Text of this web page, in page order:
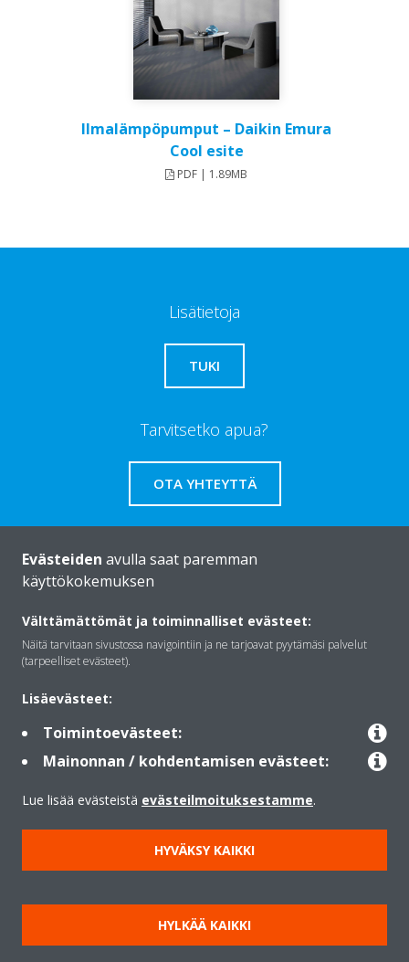
Ilmalämpöpumput – Daikin Emura
Cool esite
PDF | 1.89MB
Lisätietoja
TUKI
Tarvitsetko apua?
OTA YHTEYTTÄ
Daikinista
Ratkaisut
Yhteystiedot
Lämpöpumput
Copyright © Daikin
Lainmukainen ilmoitus
Evästeilmoitus
Tietosuojakäytäntö
Konsernin etiikka
Data Act
Evästeiden avulla saat paremman
käyttökokemuksen
Välttämättömät ja toiminnalliset evästeet:
Näitä tarvitaan sivustossa navigointiin ja ne tarjoavat pyytämäsi palvelut
(tarpeelliset evästeet).
Lisäevästeet:
Toimintoevästeet:
Mainonnan / kohdentamisen evästeet:
Lue lisää evästeistä evästeilmoituksestamme.
HYVÄKSY KAIKKI
HYLKÄÄ KAIKKI